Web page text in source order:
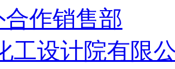
作销售部
工设计院有限